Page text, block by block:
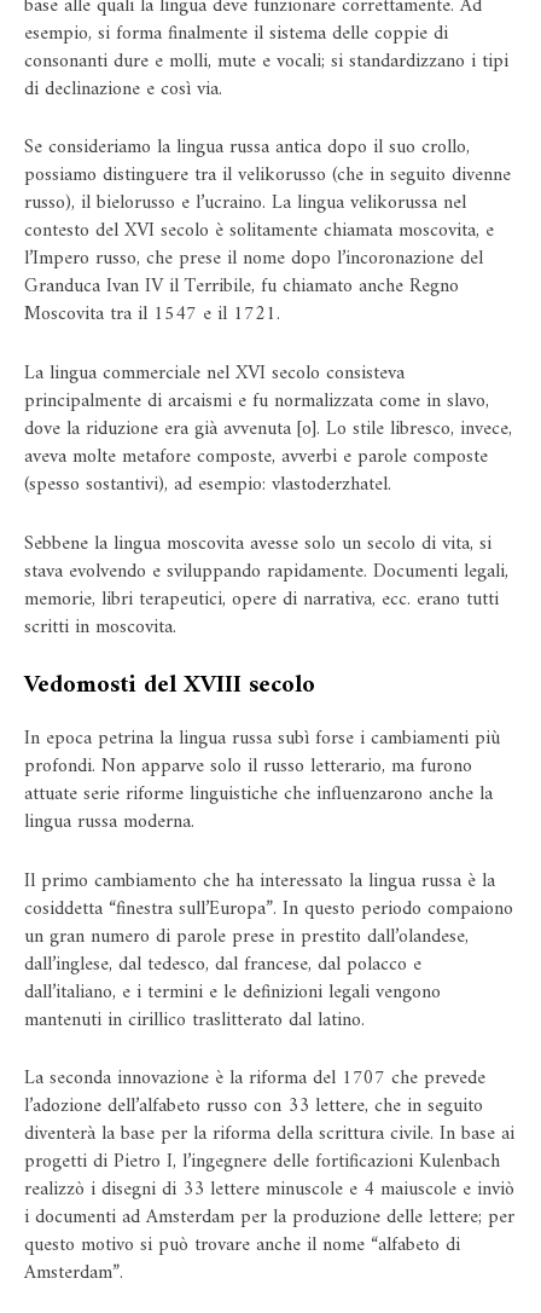
esempio, si forma finalmente il sistema delle coppie di
consonanti dure e molli, mute e vocali; si standardizzano i tipi
di declinazione e così via.
Se consideriamo la lingua russa antica dopo il suo crollo,
possiamo distinguere tra il velikorusso (che in seguito divenne
russo), il bielorusso e l’ucraino. La lingua velikorussa nel
contesto del XVI secolo è solitamente chiamata moscovita, e
l’Impero russo, che prese il nome dopo l’incoronazione del
Granduca Ivan IV il Terribile, fu chiamato anche Regno
Moscovita tra il 1547 e il 1721.
La lingua commerciale nel XVI secolo consisteva
principalmente di arcaismi e fu normalizzata come in slavo,
dove la riduzione era già avvenuta [o]. Lo stile libresco, invece,
aveva molte metafore composte, avverbi e parole composte
(spesso sostantivi), ad esempio: vlastoderzhatel.
Sebbene la lingua moscovita avesse solo un secolo di vita, si
stava evolvendo e sviluppando rapidamente. Documenti legali,
memorie, libri terapeutici, opere di narrativa, ecc. erano tutti
scritti in moscovita.
Vedomosti del XVIII secolo
In epoca petrina la lingua russa subì forse i cambiamenti più
profondi. Non apparve solo il russo letterario, ma furono
attuate serie riforme linguistiche che influenzarono anche la
lingua russa moderna.
Il primo cambiamento che ha interessato la lingua russa è la
cosiddetta “finestra sull’Europa”. In questo periodo compaiono
un gran numero di parole prese in prestito dall’olandese,
dall’inglese, dal tedesco, dal francese, dal polacco e
dall’italiano, e i termini e le definizioni legali vengono
mantenuti in cirillico traslitterato dal latino.
La seconda innovazione è la riforma del 1707 che prevede
l’adozione dell’alfabeto russo con 33 lettere, che in seguito
diventerà la base per la riforma della scrittura civile. In base ai
progetti di Pietro I, l’ingegnere delle fortificazioni Kulenbach
realizzò i disegni di 33 lettere minuscole e 4 maiuscole e inviò
i documenti ad Amsterdam per la produzione delle lettere; per
questo motivo si può trovare anche il nome “alfabeto di
Amsterdam”.